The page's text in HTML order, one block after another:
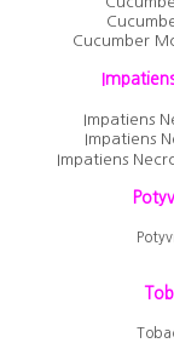
Cucumber
Impatiens
Impatiens
Impatiens